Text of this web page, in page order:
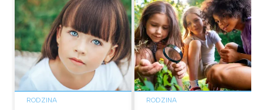
RODZINA RODZINA